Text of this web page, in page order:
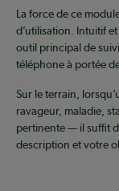
La force de ce
d’utilisation. Intuitif
outil principal de
téléphone à portée
Sur le terrain,
ravageur, maladie,
pertinente — il suffit
description et votre